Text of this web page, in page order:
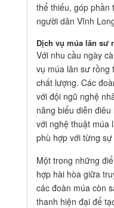
thể thiếu, góp phần
người dân Vĩnh
Dịch vụ múa lân sư
Với nhu cầu ngày
vụ múa lân sư rồng
chất lượng. Các
với đội ngũ nghệ
năng biểu diễn
với nghệ thuật múa
phù hợp với từng
Một trong những
hợp hài hòa giữa
các đoàn múa còn
thanh hiện đại để